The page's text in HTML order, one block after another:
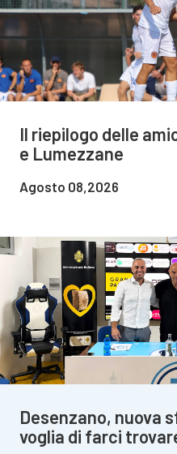
Il riepilogo delle
e Lumezzane
Agosto 08,2026
Desenzano, nuova
voglia di farci